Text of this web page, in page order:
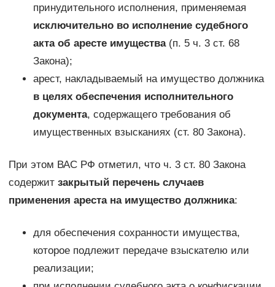
принудительного исполнения, применяемая
исключительно во исполнение судебного
акта об аресте имущества(п. 5 ч. 3 ст. 68
Закона);
арест, накладываемый на имущество должника
в целях обеспечения исполнительного
документа, содержащего требования об
имущественных взысканиях (ст. 80 Закона).
При этом ВАС РФ отметил, что ч. 3 ст. 80 Закона
содержит закрытый перечень случаев
применения ареста на имущество должника:
для обеспечения сохранности имущества,
которое подлежит передаче взыскателю или
реализации;